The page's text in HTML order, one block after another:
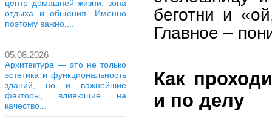
центр домашней жизни, зона
отдыха и общения. Именно
поэтому важно,...
05.08.2026
Архитектура — это не только
эстетика и функциональность
зданий, но и важнейшие
факторы, влияющие на
качество...
беготни и
Главное –
Как
и по делу